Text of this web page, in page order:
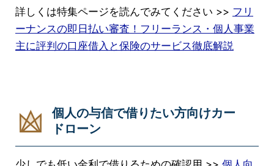
詳しくは特集ページを読んでみてください >> フリ
ーナンスの即日払い審査！フリーランス・個人事業
主に評判の口座借入と保険のサービス徹底解説
個人の与信で借りたい方向けカー
ドローン